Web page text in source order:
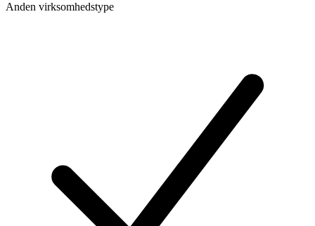
Anden virksomhedstype